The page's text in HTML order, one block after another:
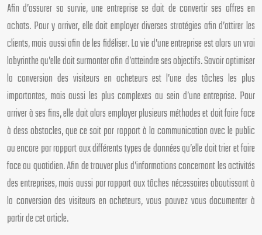
Afin d’assurer sa survie, une entreprise se doit de convertir ses offres en
achats. Pour y arriver, elle doit employer diverses stratégies afin d’attirer les
clients, mais aussi afin de les fidéliser. La vie d’une entreprise est alors un vrai
labyrinthe qu’elle doit surmonter afin d’atteindre ses objectifs. Savoir optimiser
la conversion des visiteurs en acheteurs est l’une des tâches les plus
importantes, mais aussi les plus complexes au sein d’une entreprise. Pour
arriver à ses fins, elle doit alors employer plusieurs méthodes et doit faire face
à dess obstacles, que ce soit par rapport à la communication avec le public
ou encore par rapport aux différents types de données qu’elle doit trier et faire
face au quotidien. Afin de trouver plus d’informations concernant les activités
des entreprises, mais aussi par rapport aux tâches nécessaires aboutissant à
la conversion des visiteurs en acheteurs, vous pouvez vous documenter à
partir de cet article.